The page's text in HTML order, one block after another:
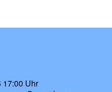
17:00 Uhr